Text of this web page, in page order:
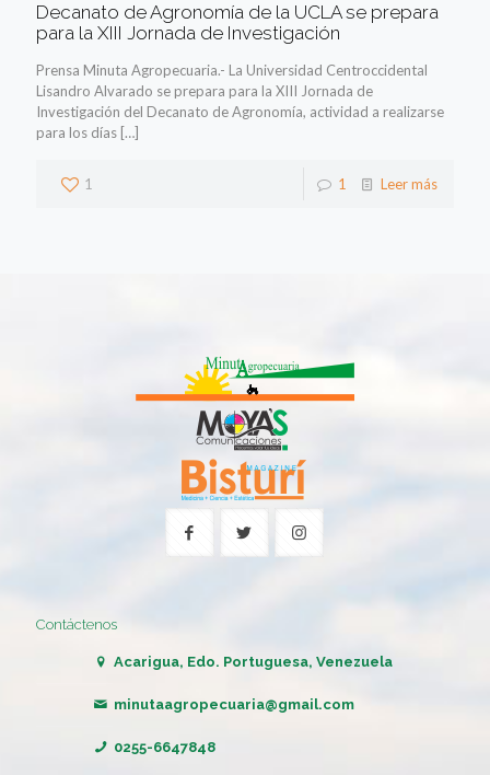
Decanato de Agronomía de la UCLA se prepara
para la XIII Jornada de Investigación
Prensa Minuta Agropecuaria.- La Universidad Centroccidental
Lisandro Alvarado se prepara para la XIII Jornada de
Investigación del Decanato de Agronomía, actividad a realizarse
para los días […]
1 1 Leer más
Contáctenos
Acarigua, Edo. Portuguesa, Venezuela
minutaagropecuaria@gmail.com
0255-6647848